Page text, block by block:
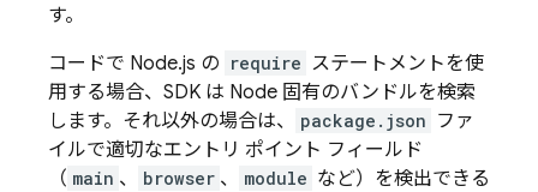
す。
コードで Node.js の require ステートメントを使
用する場合、SDK は Node 固有のバンドルを検索
します。それ以外の場合は、
package.json ファ
イルで適切なエントリ ポイント フィールド
（ main 、 browser 、 module など）を検出できる